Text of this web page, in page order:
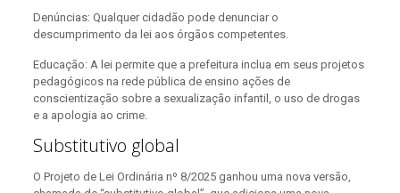
Denúncias: Qualquer cidadão pode denunciar o
descumprimento da lei aos órgãos competentes.
Educação: A lei permite que a prefeitura inclua em seus projetos
pedagógicos na rede pública de ensino ações de
conscientização sobre a sexualização infantil, o uso de drogas
e a apologia ao crime.
Substitutivo global
O Projeto de Lei Ordinária nº 8/2025 ganhou uma nova versão,